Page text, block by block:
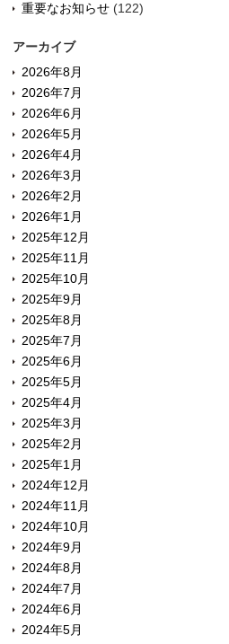
重要なお知らせ (122)
アーカイブ
2026年8月
2026年7月
2026年6月
2026年5月
2026年4月
2026年3月
2026年2月
2026年1月
2025年12月
2025年11月
2025年10月
2025年9月
2025年8月
2025年7月
2025年6月
2025年5月
2025年4月
2025年3月
2025年2月
2025年1月
2024年12月
2024年11月
2024年10月
2024年9月
2024年8月
2024年7月
2024年6月
2024年5月